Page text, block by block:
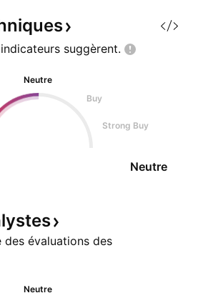
suggèrent.
Neutre
Buy
Strong Buy
Neutre
des évaluations des
Neutre